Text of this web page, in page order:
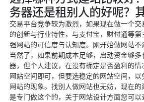
务器还是租别人的好呢？
交易平台竞争较为激烈，如果现在做一个
的创新与行业特性，与支付宝，财付通等
强网站的可信度与认知度。刚开始做网站不
当然了，如果前期成本足够，启动资金够
器，但个人建议，在没有确定是否盈利的
网站空间即可，但要选稳定的网站空间，
网站的现象。找别人做网站也无妨，现在
是专门做这个的，关于网站设计方面您可